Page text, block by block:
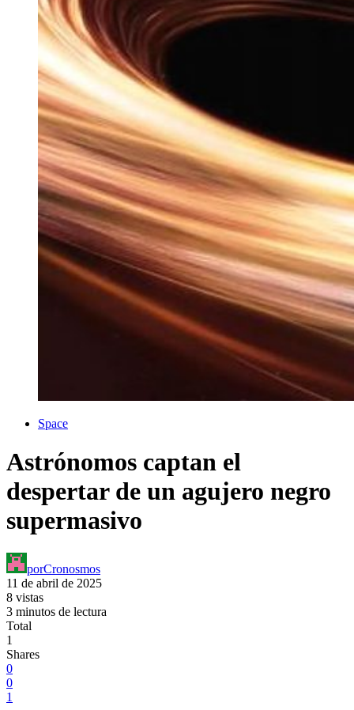
Space
Astrónomos captan el
despertar de un agujero negro
supermasivo
porCronosmos
11 de abril de 2025
8 vistas
3 minutos de lectura
Total
1
Shares
0
0
1